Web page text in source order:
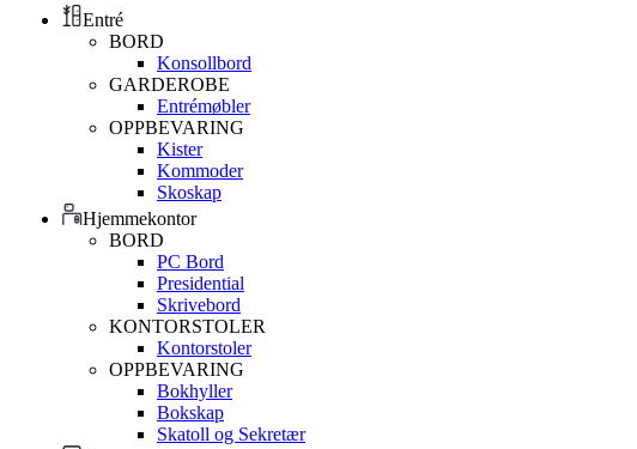
Entré
BORD
Konsollbord
GARDEROBE
Entrémøbler
OPPBEVARING
Kister
Kommoder
Skoskap
Hjemmekontor
BORD
PC Bord
Presidential
Skrivebord
KONTORSTOLER
Kontorstoler
OPPBEVARING
Bokhyller
Bokskap
Skatoll og Sekretær